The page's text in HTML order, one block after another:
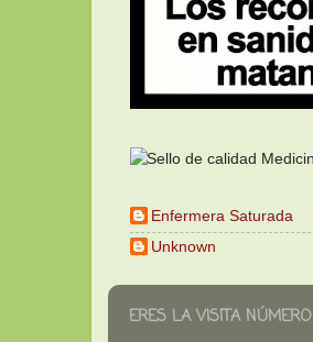
Enfermera Saturada
Unknown
ERES LA VISITA NÚMERO